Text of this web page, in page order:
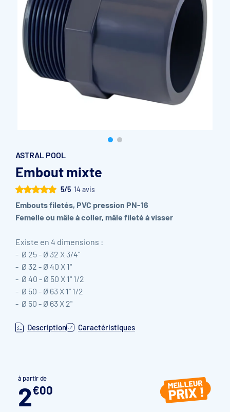
Accessoires et pièces détachées filtration
Pompe de filtration à vitesse variable
Vannes multivoies filtres à sable
Groupe de filtration sur palette
ASTRAL POOL
Embout mixte
5/5 14 avis
Embouts filetés, PVC pression PN-16
Femelle ou mâle à coller, mâle fileté à visser
Existe en 4 dimensions :
- Ø 25 - Ø 32 X 3/4"
- Ø 32 - Ø 40 X 1"
- Ø 40 - Ø 50 X 1" 1/2
- Ø 50 - Ø 63 X 1" 1/2
- Ø 50 - Ø 63 X 2"
Description Caractéristiques
à partir de
2€00